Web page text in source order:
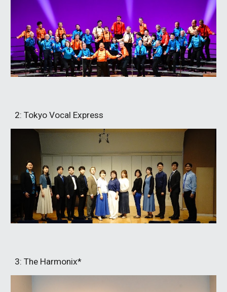
2: Tokyo Vocal Express
3: The Harmonix*